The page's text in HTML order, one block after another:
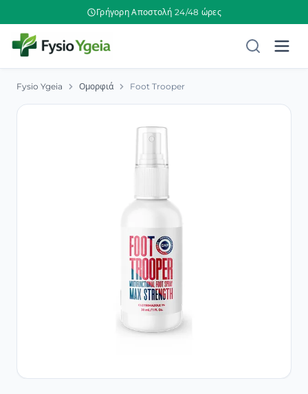
Γρήγορη Αποστολή 24/48 ώρες
Fysio Ygeia Ομορφιά Foot Trooper